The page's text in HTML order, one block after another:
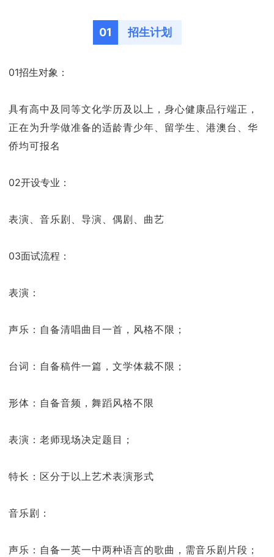
01 招生计划
01招生对象：
具有高中及同等文化学历及以上，身心健康品行端正，
正在为升学做准备的适龄青少年、留学生、港澳台、华
侨均可报名
02开设专业：
表演、音乐剧、导演、偶剧、曲艺
03面试流程：
表演：
声乐：自备清唱曲目一首，风格不限；
台词：自备稿件一篇，文学体裁不限；
形体：自备音频，舞蹈风格不限
表演：老师现场决定题目；
特长：区分于以上艺术表演形式
音乐剧：
声乐：自备一英一中两种语言的歌曲，需音乐剧片段；